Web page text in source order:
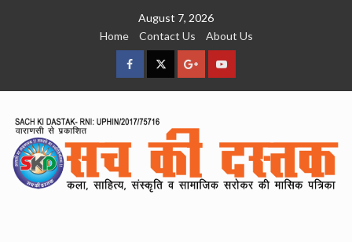
August 7, 2026
Home
Contact Us About Us
facebookTwitterGoogleYouTube